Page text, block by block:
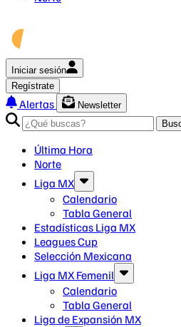
Iniciar sesión
Regístrate
Alertas
Newsletter
Última Hora
Norte
Liga MX
Calendario
Tabla General
Estadísticas Liga MX
Leagues Cup
Selección Mexicana
Liga MX Femenil
Calendario
Tabla General
Liga de Expansión MX